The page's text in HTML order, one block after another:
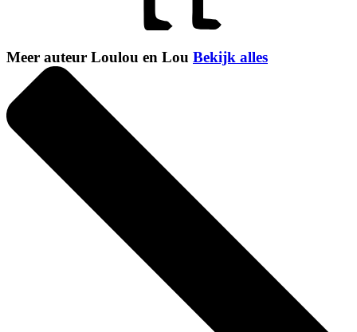
Meer auteur Loulou en Lou Bekijk alles